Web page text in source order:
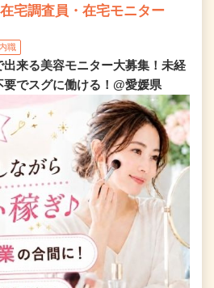
宅調査員・在宅モニター
職
来る美容モニター大募集！未経
でスグに働ける！@愛媛県